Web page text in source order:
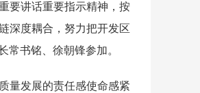
要讲话重要指示精神，按
深度耦合，努力把开发区
书铭、徐朝锋参加。
量发展的责任感使命感紧